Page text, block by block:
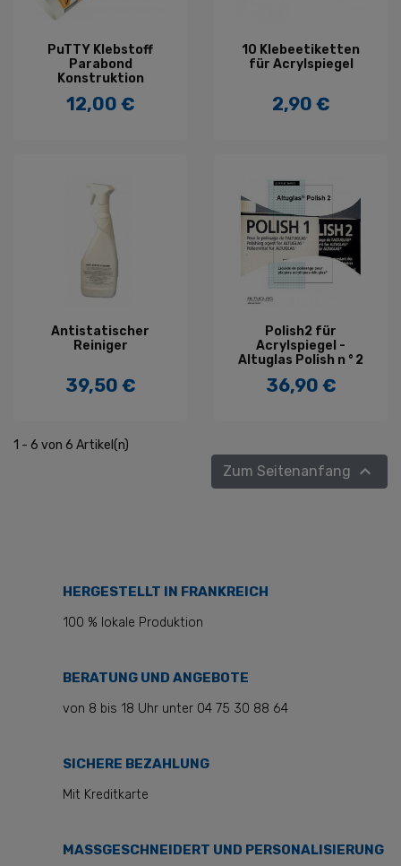
PuTTY Klebstoff
Parabond
Konstruktion
Preis
12,00 €
10 Klebeetiketten
für Acrylspiegel
Preis
2,90 €
Antistatischer
Reiniger
Preis
39,50 €
Polish2 für
Acrylspiegel -
Altuglas Polish n ° 2
Preis
36,90 €
1 - 6 von 6 Artikel(n)
Zum Seitenanfang 
HERGESTELLT IN FRANKREICH
100 % lokale Produktion
BERATUNG UND ANGEBOTE
von 8 bis 18 Uhr unter 04 75 30 88 64
SICHERE BEZAHLUNG
Mit Kreditkarte
MASSGESCHNEIDERT UND PERSONALISIERUNG